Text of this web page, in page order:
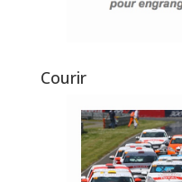
Courir